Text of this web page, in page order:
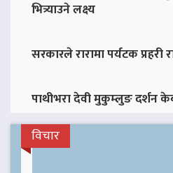
भित्र्याउने लक्ष्य
सरकारले रारामा पर्यटक प्रहरी
पाथीभरा देवी मुकुम्लुङ दर्शन
विचार